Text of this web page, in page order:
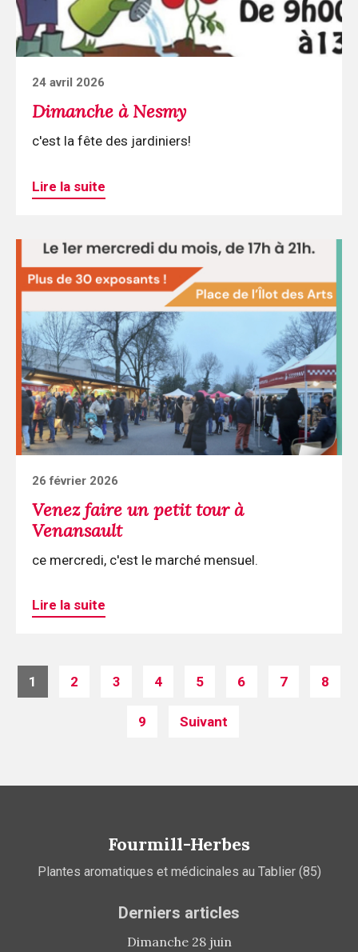
Posted
on
24 avril 2026
Dimanche à Nesmy
c'est la fête des jardiniers!
Lire la suite
Continuer
la
lecture
Venez
faire
un
petit
tour
à
Venansault
Posted
on
26 février 2026
Venez faire un petit tour à
Venansault
ce mercredi, c'est le marché mensuel.
Lire la suite
Posts
navigation
1 2 3 4 5 6 7 8
9 Suivant
Fourmill-Herbes
Plantes aromatiques et médicinales au Tablier (85)
Derniers articles
Dimanche 28 juin